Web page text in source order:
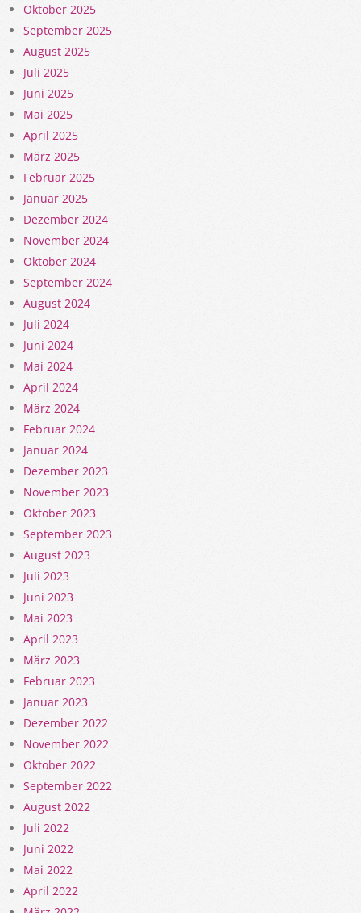
Oktober 2025
September 2025
August 2025
Juli 2025
Juni 2025
Mai 2025
April 2025
März 2025
Februar 2025
Januar 2025
Dezember 2024
November 2024
Oktober 2024
September 2024
August 2024
Juli 2024
Juni 2024
Mai 2024
April 2024
März 2024
Februar 2024
Januar 2024
Dezember 2023
November 2023
Oktober 2023
September 2023
August 2023
Juli 2023
Juni 2023
Mai 2023
April 2023
März 2023
Februar 2023
Januar 2023
Dezember 2022
November 2022
Oktober 2022
September 2022
August 2022
Juli 2022
Juni 2022
Mai 2022
April 2022